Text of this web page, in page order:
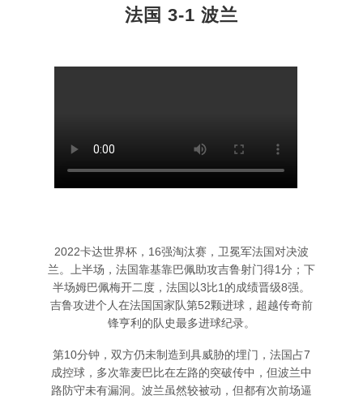
法国 3-1 波兰
2022卡达世界杯，16强淘汰赛，卫冕军法国对决波
兰。上半场，法国靠基靠巴佩助攻吉鲁射门得1分；下
半场姆巴佩梅开二度，法国以3比1的成绩晋级8强。
吉鲁攻进个人在法国国家队第52颗进球，超越传奇前
锋亨利的队史最多进球纪录。
第10分钟，双方仍未制造到具威胁的埋门，法国占7
成控球，多次靠麦巴比在左路的突破传中，但波兰中
路防守未有漏洞。波兰虽然较被动，但都有次前场逼